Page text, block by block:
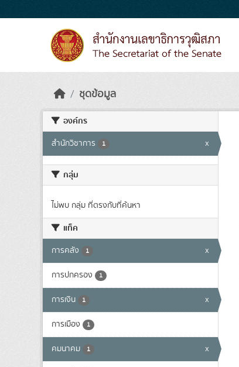
ชุดข้อมูล
องค์กร
สำนักวิชาการ 1 x
กลุ่ม
ไม่พบ กลุ่ม ที่ตรงกับที่ค้นหา
แท็ค
การคลัง 1 x
การปกครอง 1
การเงิน 1 x
การเมือง 1
คมนาคม 1 x